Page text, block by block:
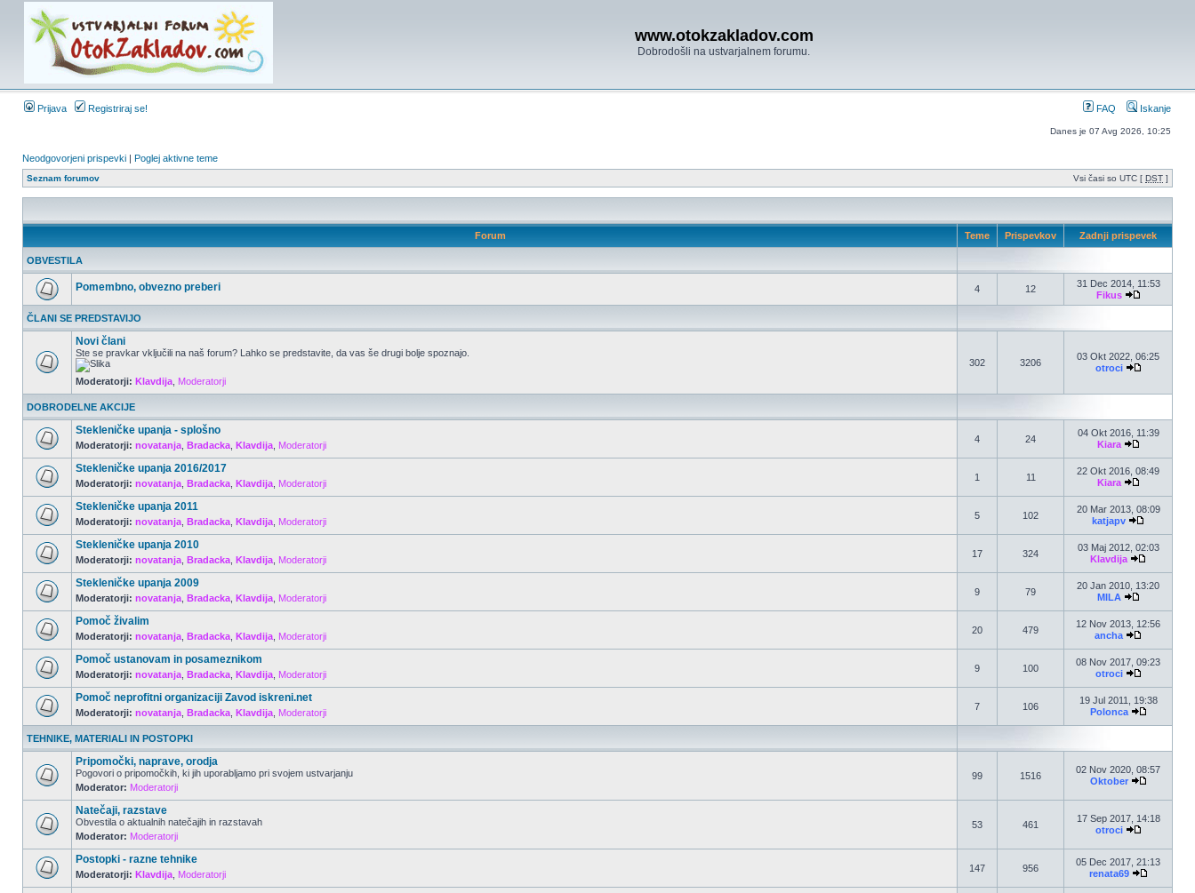
www.otokzakladov.com
Dobrodošli na ustvarjalnem forumu.
Prijava Registriraj se! FAQ Iskanje
Danes je 07 Avg 2026, 10:25
Neodgovorjeni prispevki | Poglej aktivne teme
Seznam forumov Vsi časi so UTC [ DST ]
Forum Teme Prispevkov Zadnji prispevek
OBVESTILA
Pomembno, obvezno preberi 4 12
31 Dec 2014, 11:53
Fikus
ČLANI SE PREDSTAVIJO
Novi člani
Ste se pravkar vključili na naš forum? Lahko se predstavite, da vas še drugi bolje spoznajo.
Moderatorji: Klavdija Moderatorji
302 3206
03 Okt 2022, 06:25
otroci
DOBRODELNE AKCIJE
Stekleničke upanja - splošno
Moderatorji: novatanja Bradacka Klavdija Moderatorji
4 24
04 Okt 2016, 11:39
Kiara
Stekleničke upanja 2016/2017
Moderatorji: novatanja Bradacka Klavdija Moderatorji
1 11
22 Okt 2016, 08:49
Kiara
Stekleničke upanja 2011
Moderatorji: novatanja Bradacka Klavdija Moderatorji
5 102
20 Mar 2013, 08:09
katjapv
Stekleničke upanja 2010
Moderatorji: novatanja Bradacka Klavdija Moderatorji
17 324
03 Maj 2012, 02:03
Klavdija
Stekleničke upanja 2009
Moderatorji: novatanja Bradacka Klavdija Moderatorji
9 79
20 Jan 2010, 13:20
MILA
Pomoč živalim
Moderatorji: novatanja Bradacka Klavdija Moderatorji
20 479
12 Nov 2013, 12:56
ancha
Pomoč ustanovam in posameznikom
Moderatorji: novatanja Bradacka Klavdija Moderatorji
9 100
08 Nov 2017, 09:23
otroci
Pomoč neprofitni organizaciji Zavod iskreni.net
Moderatorji: novatanja Bradacka Klavdija Moderatorji
7 106
19 Jul 2011, 19:38
Polonca
TEHNIKE, MATERIALI IN POSTOPKI
Pripomočki, naprave, orodja
Pogovori o pripomočkih, ki jih uporabljamo pri svojem ustvarjanju
Moderator: Moderatorji
99 1516
02 Nov 2020, 08:57
Oktober
Natečaji, razstave
Obvestila o aktualnih natečajih in razstavah
Moderator: Moderatorji
53 461
17 Sep 2017, 14:18
otroci
Postopki - razne tehnike
Moderatorji: Klavdija Moderatorji
147 956
05 Dec 2017, 21:13
renata69